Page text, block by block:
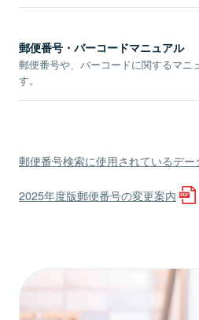
郵便番号・バーコードマニュアル
郵便番号や、バーコードに関するマニ
す。
郵便番号検索に使用されているデー
2025年度版郵便番号の変更案内